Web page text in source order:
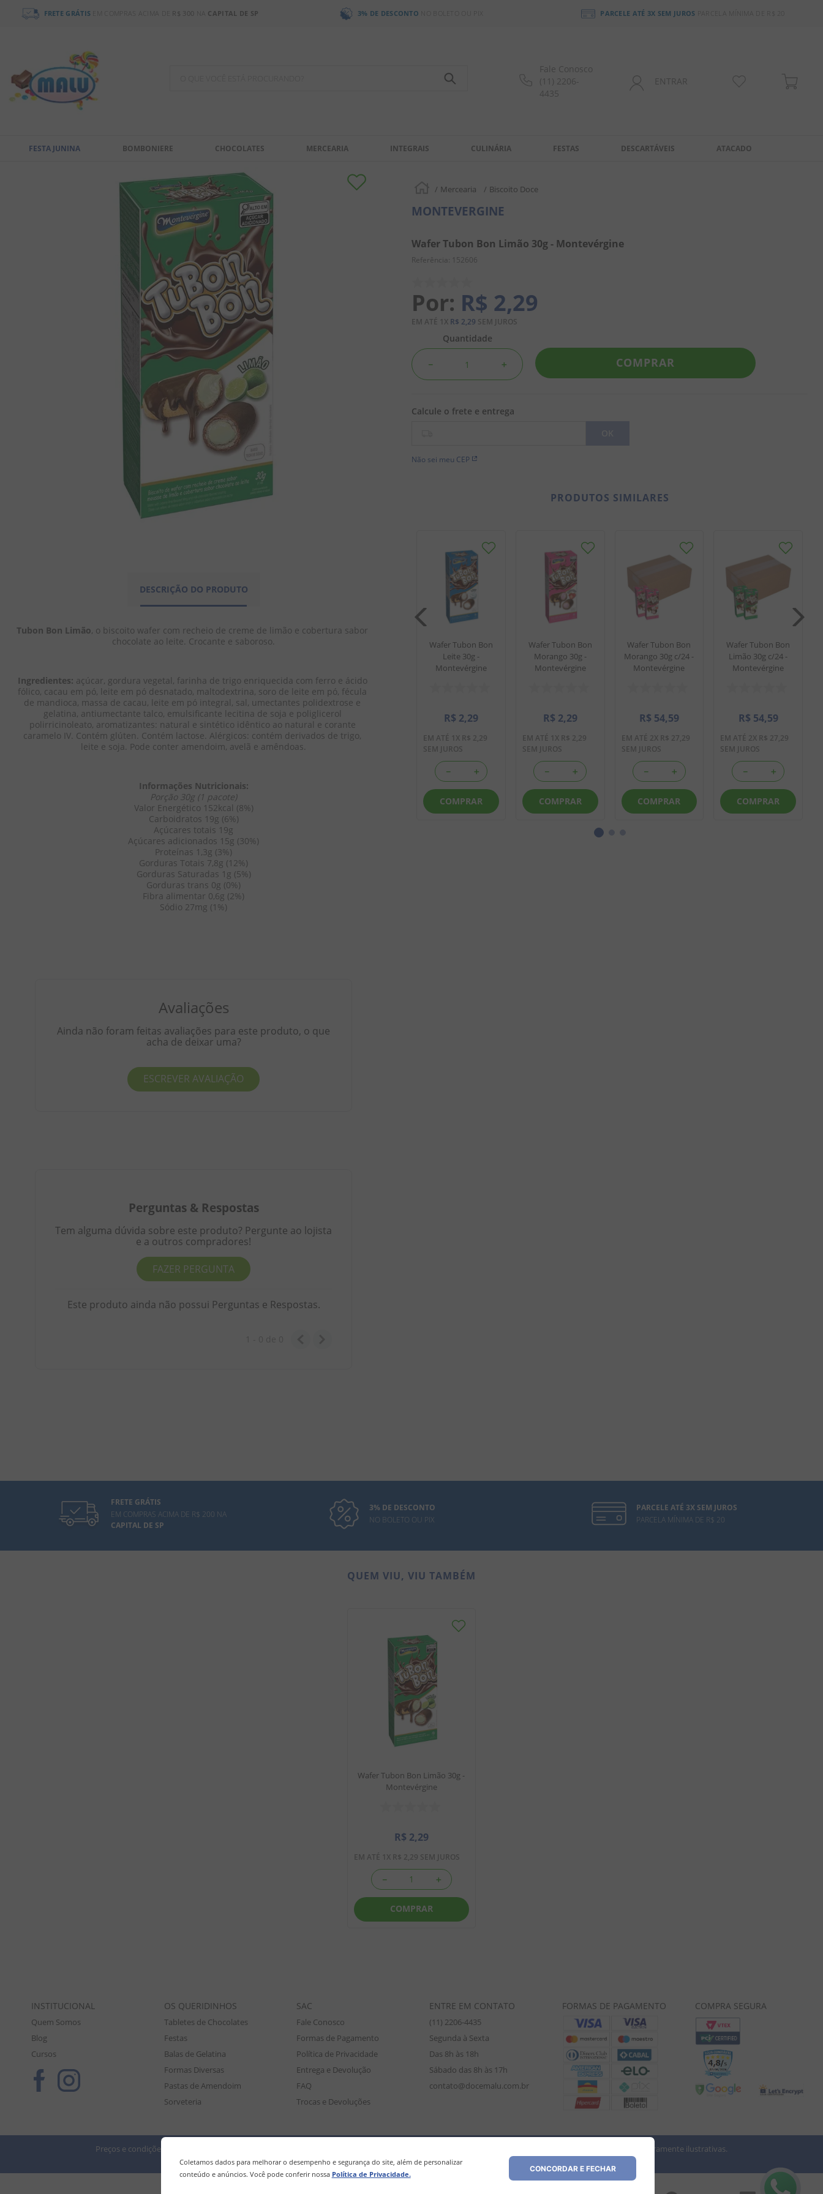
FRETE GRÁTIS EM COMPRAS ACIMA DE R$ 300 CAPITAL DE SP 3% DE DESCONTO PARCELE ATÉ 3X SEM JUROS PARCELA MÍNIMA DE R$ 20
Fale Conosco
(11) 2206-
4435
ENTRAR
FESTA JUNINA BOMBONIERE CHOCOLATES MERCEARIA INTEGRAIS CULINÁRIA FESTAS DESCARTÁVEIS ATACADO
Coletamos dados para melhorar o desempenho e segurança do site, além de personalizar
conteúdo e anúncios. Você pode conferir nossa Política de Privacidade.
CONCORDAR E FECHAR
DESCRIÇÃO DO PRODUTO
Tubon Bon Limão, o biscoito wafer com recheio de creme de limão e cobertura sabor
chocolate ao leite. Crocante e saboroso.
Ingredientes: açúcar, gordura vegetal, farinha de trigo enriquecida com ferro e ácido
fólico, cacau em pó, leite em pó desnatado, maltodextrina, soro de leite em pó, fécula
de mandioca, massa de cacau, leite em pó integral, sal, umectantes polidextrose e
gelatina, antiumectante talco, emulsificante lecitina de soja e poliglicerol
polirricinoleato, aromatizantes: natural e sintético idêntico ao natural e corante
caramelo IV. Contém glúten. Contém lactose. Alérgicos: contém derivados de trigo,
leite e soja. Pode conter amendoim, avelã e amêndoas.
Informações Nutricionais:
Porção 30g (1 pacote)
Valor Energético 152kcal (8%)
Carboidratos 19g (6%)
Açúcares totais 19g
Açúcares adicionados 15g (30%)
Proteínas 1,3g (3%)
Gorduras Totais 7,8g (12%)
Gorduras Saturadas 1g (5%)
Gorduras trans 0g (0%)
Fibra alimentar 0,6g (2%)
Sódio 27mg (1%)
Avaliações
Ainda não foram feitas avaliações para este produto, o que
acha de deixar uma?
ESCREVER AVALIAÇÃO
Perguntas & Respostas
Tem alguma dúvida sobre este produto? Pergunte ao lojista
e a outros compradores!
FAZER PERGUNTA
Este produto ainda não possui Perguntas e Respostas.
Mercearia Biscoito Doce
MONTEVERGINE
Wafer Tubon Bon Limão 30g - Montevérgine
Referência : 152606
R$ 2,29
EM ATÉ 1 X R$ 2,29 SEM JUROS
Quantidade
＋
－ COMPRAR
Não sei meu CEP
PRODUTOS SIMILARES
R$2,39
EM ATÉ 1XR$ 2 , 39
SEM JUROS
Tub In Recheio Avelã
48g - Montevérgine
1
R$2,39
EM ATÉ1XR$2,39
SEM JUROS
＋
－
COMPRAR
Trufas 48g -
Montevérgine
R$ 2,39
EM ATÉ1X R$ 2,39
SEM JUROS
R$ 56
EM ATÉ2X
SEM JUROS
Wafer Tubon Bon
Leite 30g -
Montevérgine
R$ 2,29
EM ATÉ 1 X R$ 2,29
SEM JUROS
＋
－
COMPRAR
Wafer Tubon Bon
Morango 30g -
Montevérgine
R$ 2,29
EM ATÉ 1 X R$ 2,29
SEM JUROS
＋
－
COMPRAR
Wafer Tubon Bon
Morango 30g c/24 -
Montevérgine
R$ 54,59
EM ATÉ 2X R$ 27,29
SEM JUROS
＋
－
COMPRAR
Wafer Tubon Bon
Limão 30g c/24 -
Montevérgine
R$ 54,59
EM ATÉ 2X R$ 27,29
SEM JUROS
＋
－
COMPRAR
FRETE GRÁTIS
EM COMPRAS ACIMA DE R$ 200 NA
CAPITAL DE SP
3% DE DESCONTO
NO BOLETO OU PIX
PARCELE ATÉ 3X SEM JUROS
PARCELA MÍNIMA DE R$ 20
QUEM VIU, VIU TAMBÉM
Wafer Tubon Bon Limão 30g -
Montevérgine
R$ 2,29
EM ATÉ 1 X R$ 2,29 SEM JUROS
＋
－
COMPRAR
INSTITUCIONAL
Quem Somos
Blog
Cursos
OS QUERIDINHOS
Tabletes de Chocolates
Festas
Balas de Gelatina
Formas Diversas
Pastas de Amendoim
Sorveteria
SAC
Fale Conosco
Formas de Pagamento
Política de Privacidade
Entrega e Devolução
FAQ
Trocas e Devoluções
ENTRE EM CONTATO
(11) 2206-4435
Segunda à Sexta
Das 8h às 18h
Sábado das 8h às 17h
contato@docemalu.com.br
FORMAS DE PAGAMENTO COMPRA SEGURA
Preços e condições de pagamento válidos exclusivamente para compras efetuadas no site, podendo diferir da loja física. As imagens dos produtos são meramente ilustrativas.
Todos os preços e condições comerciais estão sujeitos a alteração sem aviso prévio.
TERMOS MAIS BUSCADOS
2º
férias 2026